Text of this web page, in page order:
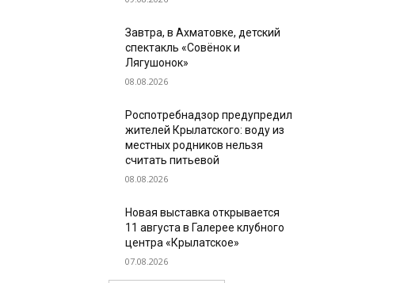
Завтра, в Ахматовке, детский
спектакль «Совёнок и
Лягушонок»
08.08.2026
Роспотребнадзор предупредил
жителей Крылатского: воду из
местных родников нельзя
считать питьевой
08.08.2026
Новая выставка открывается
11 августа в Галерее клубного
центра «Крылатское»
07.08.2026